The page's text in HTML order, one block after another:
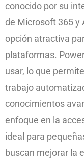
conocido por su
de Microsoft 365 y
opción atractiva
plataformas.
usar, lo que
trabajo
conocimientos
enfoque en la
ideal para
buscan mejorar la